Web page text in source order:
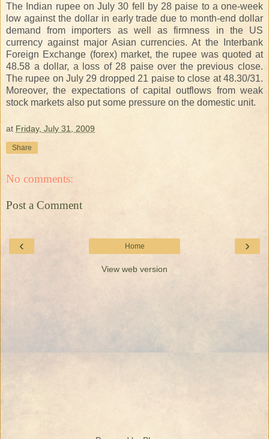
The Indian rupee on July 30 fell by 28 paise to a one-week
low against the dollar in early trade due to month-end dollar
demand from importers as well as firmness in the US
currency against major Asian currencies. At the Interbank
Foreign Exchange (forex) market, the rupee was quoted at
48.58 a dollar, a loss of 28 paise over the previous close.
The rupee on July 29 dropped 21 paise to close at 48.30/31.
Moreover, the expectations of capital outflows from weak
stock markets also put some pressure on the domestic unit.
at Friday, July 31, 2009
Share
No comments:
Post a Comment
‹ ›
Home
View web version